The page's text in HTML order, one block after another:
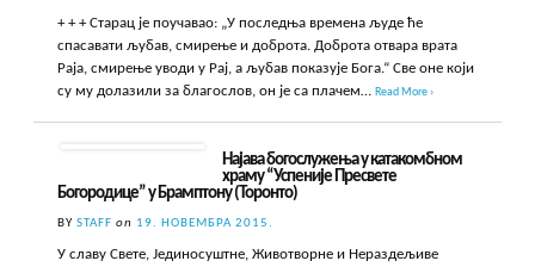
+ + + Старац је поучавао: „У последња времена људе ће
спасавати љубав, смирење и доброта. Доброта отвара врата
Раја, смирење уводи у Рај, а љубав показује Бога.“ Све оне који
су му долазили за благослов, он је са плачем…Read More ›
Најава богослужења у катакомбном
храму “Успеније Пресвете
Богородице” у Брамптону (Торонто)
BYSTAFF on 19. НОВЕМБРА 2015.
У славу Свете, Јединосуштне, Животворне и Нераздељиве